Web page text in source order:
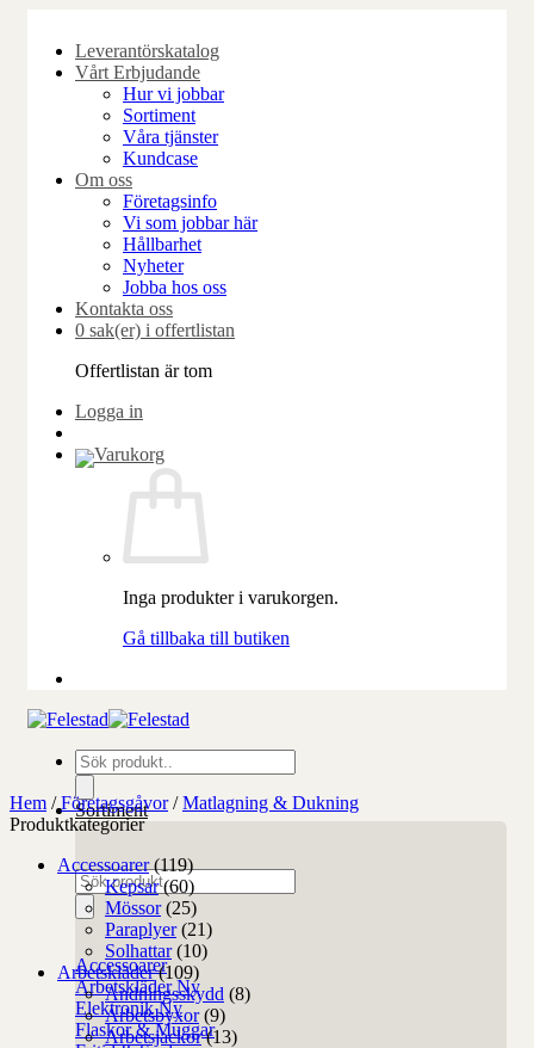
content
Leverantörskatalog
Vårt Erbjudande
Hur vi jobbar
Sortiment
Våra tjänster
Kundcase
Om oss
Företagsinfo
Vi som jobbar här
Hållbarhet
Nyheter
Jobba hos oss
Kontakta oss
0 sak(er) i offertlistan
Offertlistan är tom
Logga in
Inga produkter i varukorgen.
Gå tillbaka till butiken
Produktsökning
Sortiment
Produktsökning
Accessoarer
Arbetskläder
Elektronik
Flaskor & Muggar
Hem / Företagsgåvor / Matlagning & Dukning
Produktkategorier
Accessoarer (119)
Kepsar (60)
Mössor (25)
Paraplyer (21)
Solhattar (10)
Arbetskläder (109)
Andningsskydd (8)
Arbetsbyxor (9)
Arbetsjackor (13)